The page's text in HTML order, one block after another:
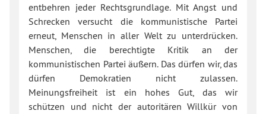
entbehren jeder Rechtsgrundlage. Mit Angst und
Schrecken versucht die kommunistische Partei
erneut, Menschen in aller Welt zu unterdrücken.
Menschen, die berechtigte Kritik an der
kommunistischen Partei äußern. Das dürfen wir, das
dürfen Demokratien nicht zulassen.
Meinungsfreiheit ist ein hohes Gut, das wir
schützen und nicht der autoritären Willkür von